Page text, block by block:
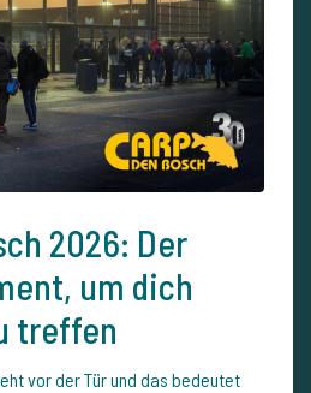
2026: Der
um dich
treffen
vor der Tür und das bedeutet